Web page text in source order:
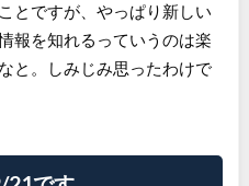
とですが、やっぱり新しい
報を知れるっていうのは楽
と。しみじみ思ったわけで